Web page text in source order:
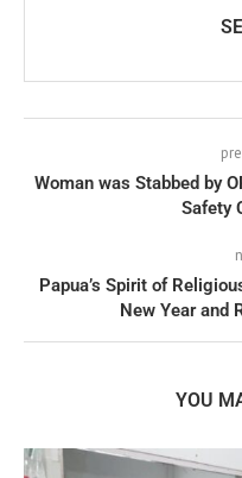
Woman was Stabbed by
Safety
Papua’s Spirit of
New Year and
YOU